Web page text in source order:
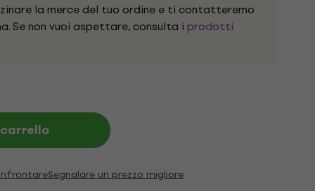
la merce del tuo ordine e ti contatteremo
Se non vuoi aspettare, consulta i prodotti
Segnalare un prezzo migliore